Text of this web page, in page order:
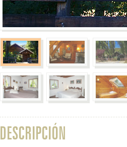
DESCRIPCIÓN